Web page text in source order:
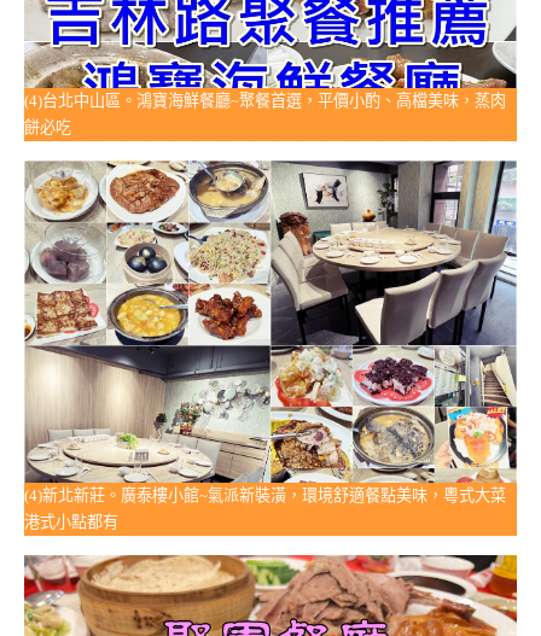
(4)台北中山區。鴻寶海鮮餐廳~聚餐首選，平價小酌、高檔美味，蒸肉
餅必吃
(4)新北新莊。廣泰樓小館~氣派新裝潢，環境舒適餐點美味，粵式大菜
港式小點都有